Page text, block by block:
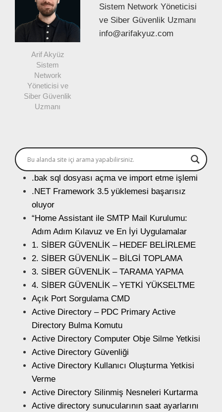
Arif Akyüz
Sistem
Network
Yöneticisi ve
Siber Güvenlik
Uzmanı
Sistem Network Yöneticisi
ve Siber Güvenlik Uzmanı
info@arifakyuz.com
.bak sql dosyası açma ve import etme işlemi
.NET Framework 3.5 yüklemesi başarısız
oluyor
“Home Assistant ile SMTP Mail Kurulumu:
Adım Adım Kılavuz ve En İyi Uygulamalar
1. SİBER GÜVENLİK – HEDEF BELİRLEME
2. SİBER GÜVENLİK – BİLGİ TOPLAMA
3. SİBER GÜVENLİK – TARAMA YAPMA
4. SİBER GÜVENLİK – YETKİ YÜKSELTME
Açık Port Sorgulama CMD
Active Directory – PDC Primary Active
Directory Bulma Komutu
Active Directory Computer Obje Silme Yetkisi
Active Directory Güvenliği
Active Directory Kullanıcı Oluşturma Yetkisi
Verme
Active Directory Silinmiş Nesneleri Kurtarma
Active directory sunucularının saat ayarlarını